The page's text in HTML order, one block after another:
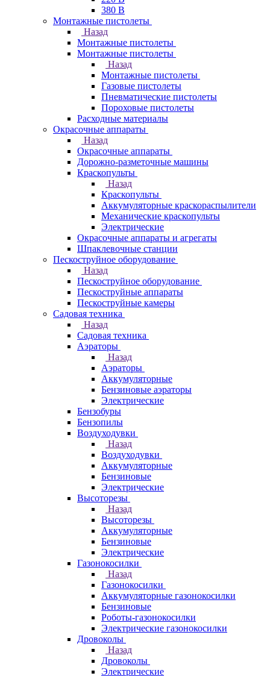
380 В
Монтажные пистолеты
Назад
Монтажные пистолеты
Монтажные пистолеты
Назад
Монтажные пистолеты
Газовые пистолеты
Пневматические пистолеты
Пороховые пистолеты
Расходные материалы
Окрасочные аппараты
Назад
Окрасочные аппараты
Дорожно-разметочные машины
Краскопульты
Назад
Краскопульты
Аккумуляторные краскораспылители
Механические краскопульты
Электрические
Окрасочные аппараты и агрегаты
Шпаклевочные станции
Пескоструйное оборудование
Назад
Пескоструйное оборудование
Пескоструйные аппараты
Пескоструйные камеры
Садовая техника
Назад
Садовая техника
Аэраторы
Назад
Аэраторы
Аккумуляторные
Бензиновые аэраторы
Электрические
Бензобуры
Бензопилы
Воздуходувки
Назад
Воздуходувки
Аккумуляторные
Бензиновые
Электрические
Высоторезы
Назад
Высоторезы
Аккумуляторные
Бензиновые
Электрические
Газонокосилки
Назад
Газонокосилки
Аккумуляторные газонокосилки
Бензиновые
Роботы-газонокосилки
Электрические газонокосилки
Дровоколы
Назад
Дровоколы
Электрические